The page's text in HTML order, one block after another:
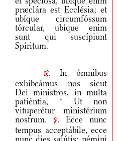
præclára est Ecclésia; et
ubíque circumfóssum
tórcular, ubíque enim
sunt qui suscípiunt
Spíritum.
r.
In ómnibus
exhibeámus nos sicut
Dei minístros, in multa
patiéntia, * Ut non
vituperétur ministérium
nostrum.
v.
Ecce nunc
tempus acceptábile, ecce